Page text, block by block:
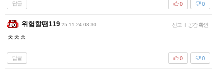
답글 0
0
위험할땐119 25-11-24 08:30 신고 공감 확인
ㅊㅊㅊ
답글 0
0